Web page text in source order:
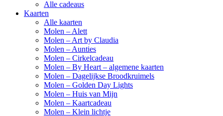
Alle cadeaus
Kaarten
Alle kaarten
Molen – Alett
Molen – Art by Claudia
Molen – Aunties
Molen – Cirkelcadeau
Molen – By Heart – algemene kaarten
Molen – Dagelijkse Broodkruimels
Molen – Golden Day Lights
Molen – Huis van Mijn
Molen – Kaartcadeau
Molen – Klein lichtje